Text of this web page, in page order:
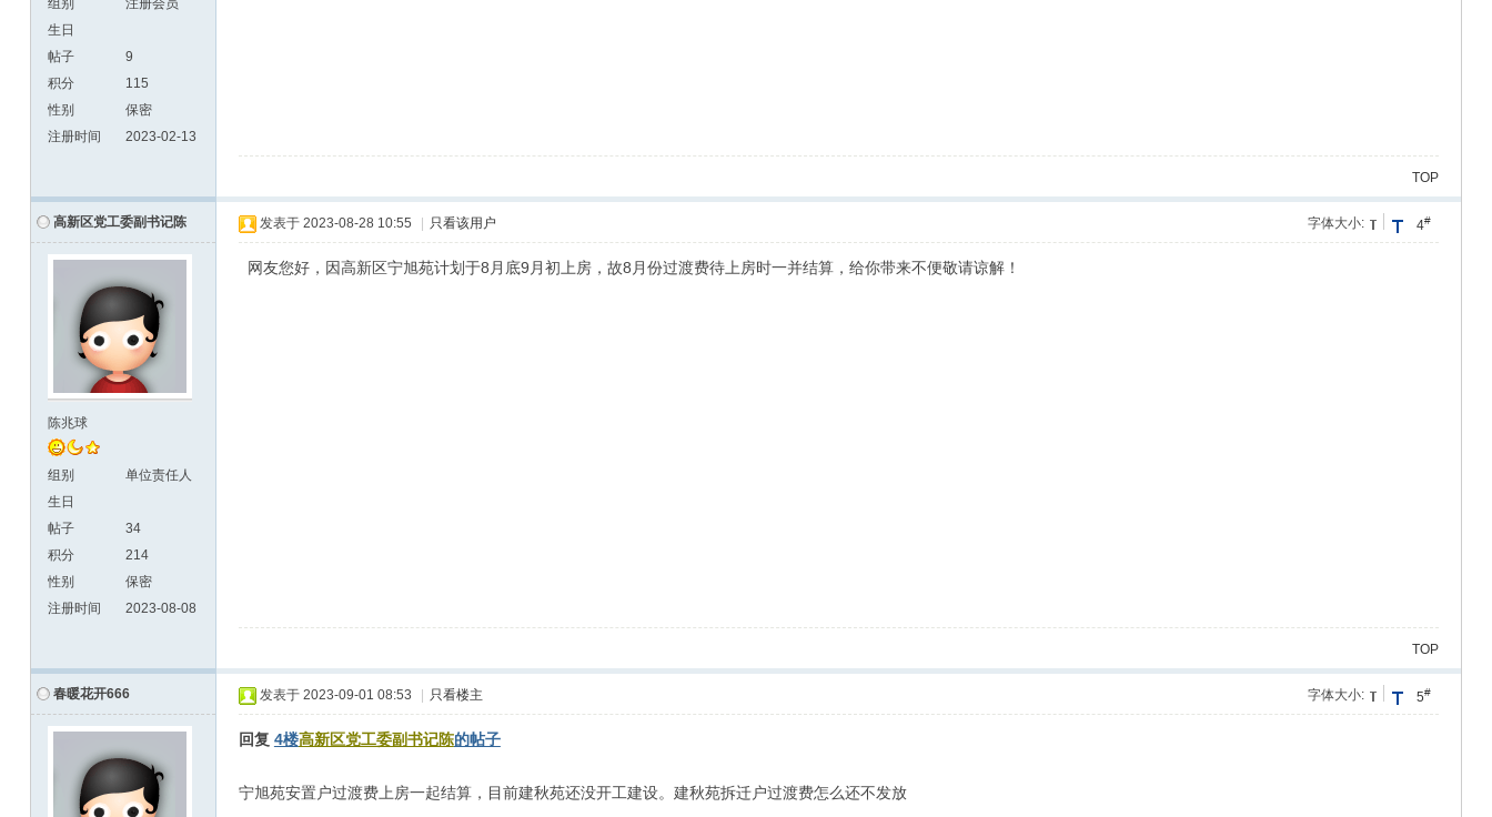
组别
注册会员
生日
帖子
9
积分
115
性别
保密
注册时间
2023-02-13
TOP
高新区党工委副书记陈
陈兆球
组别
单位责任人
生日
帖子
34
积分
214
性别
保密
注册时间
2023-08-08
4#
字体大小:
发表于 2023-08-28 10:55 只看该用户
网友您好，因高新区宁旭苑计划于8月底9月初上房，故8月份过渡费待上房时一并结算，给你带来不便敬请谅解！
TOP
春暖花开666 5#
字体大小:
发表于 2023-09-01 08:53 只看楼主
回复 4楼高新区党工委副书记陈的帖子
宁旭苑安置户过渡费上房一起结算，目前建秋苑还没开工建设。建秋苑拆迁户过渡费怎么还不发放